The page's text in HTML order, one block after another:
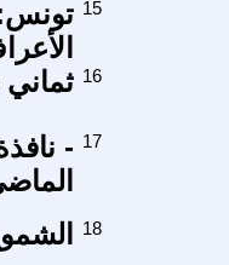
تونس: 15
16
- 17
18